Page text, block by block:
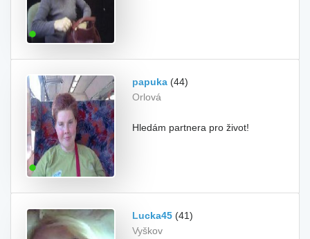
papuka (44)
Orlová
Hledám partnera pro život!
Lucka45 (41)
Vyškov